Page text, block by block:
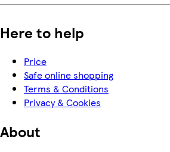
Here to help
Price
Safe online shopping
Terms & Conditions
Privacy & Cookies
About